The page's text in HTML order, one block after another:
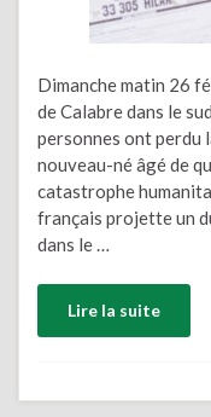
Dimanche matin 26
de Calabre dans le
personnes ont perdu
nouveau-né âgé de
catastrophe
français projette un
dans le …
Lire la suite